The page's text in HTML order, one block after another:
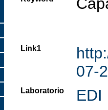
Link1
07-
Laboratorio EDI